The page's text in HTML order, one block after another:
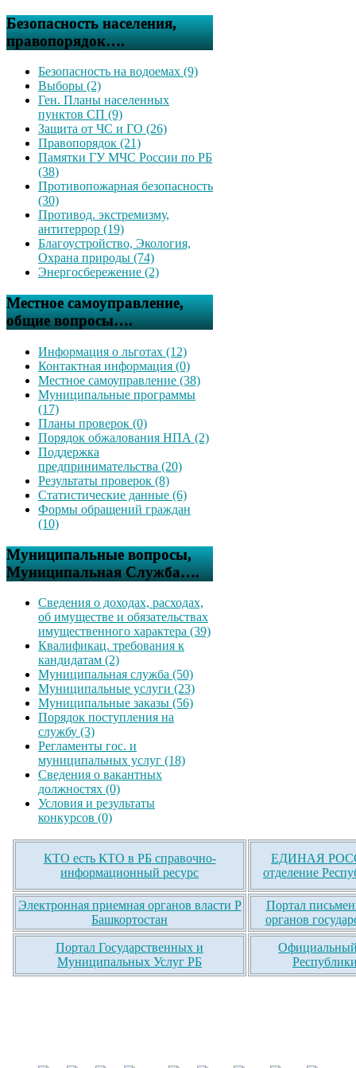
Безопасность населения,
правопорядок….
Безопасность на водоемах (9)
Выборы (2)
Ген. Планы населенных
пунктов СП (9)
Защита от ЧС и ГО (26)
Правопорядок (21)
Памятки ГУ МЧС России по РБ
(38)
Противопожарная безопасность
(30)
Противод. экстремизму,
антитеррор (19)
Благоустройство, Экология,
Охрана природы (74)
Энергосбережение (2)
Местное самоуправление,
общие вопросы….
Информация о льготах (12)
Контактная информация (0)
Местное самоуправление (38)
Муниципальные программы
(17)
Планы проверок (0)
Порядок обжалования НПА (2)
Поддержка
предпринимательства (20)
Результаты проверок (8)
Статистические данные (6)
Формы обращений граждан
(10)
Муниципальные вопросы,
Муниципальная Служба….
Сведения о доходах, расходах,
об имуществе и обязательствах
имущественного характера (39)
Квалификац. требования к
кандидатам (2)
Муниципальная служба (50)
Муниципальные услуги (23)
Муниципальные заказы (56)
Порядок поступления на
службу (3)
Регламенты гос. и
муниципальных услуг (18)
Сведения о вакантных
должностях (0)
Условия и результаты
конкурсов (0)
КТО есть КТО в РБ справочно-
информационный ресурс
ЕДИНАЯ
отделение
Электронная приемная органов власти Р
Башкортостан
Портал
органов
Портал Государственных и
Муниципальных Услуг РБ
Официальный